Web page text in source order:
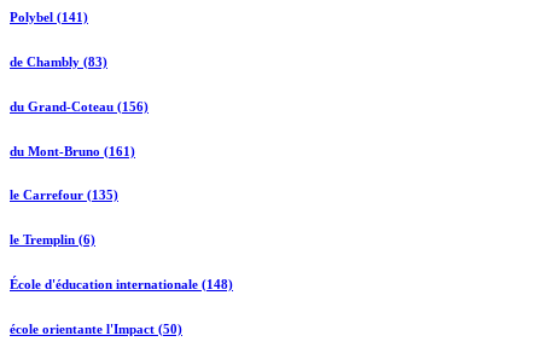
Polybel (141)
de Chambly (83)
du Grand-Coteau (156)
du Mont-Bruno (161)
le Carrefour (135)
le Tremplin (6)
École d'éducation internationale (148)
école orientante l'Impact (50)